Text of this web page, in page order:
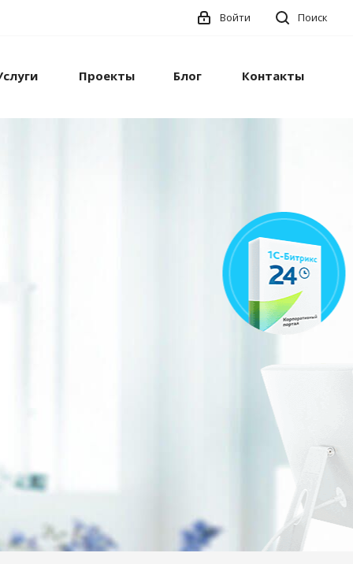
Поиск
Войти
Проекты Блог Контакты